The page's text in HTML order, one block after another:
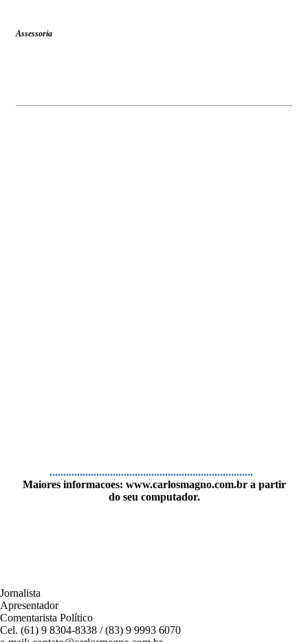
Assessoria
..........................................................................
Maiores informacoes: www.carlosmagno.com.bra partir
do seu computador.
Jornalista
Apresentador
Comentarista Político
Cel. (61) 9 8304-8338 / (83) 9 9993 6070